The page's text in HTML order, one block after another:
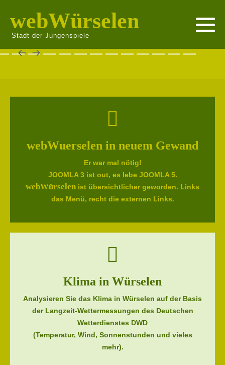
webWürselen
Stadt der Jungenspiele
webWuerselen in neuem Gewand
Er war mal nötig!
JOOMLA 3 ist out, es lebe JOOMLA 5.
webWürselen ist übersichtlicher geworden. Links
das Menü, recht die externen Links.
Klima in Würselen
Analysieren Sie das Klima in Würselen auf der Basis
der Langzeit-Wettermessungen des Deutschen
Wetterdienstes DWD
(Temperatur, Wind, Sonnenstunden und vieles
mehr).